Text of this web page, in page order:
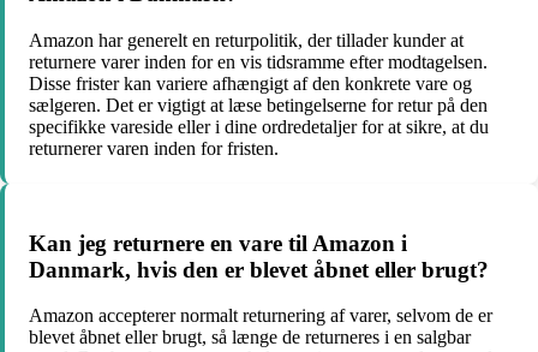
Amazon har generelt en returpolitik, der tillader kunder at
returnere varer inden for en vis tidsramme efter modtagelsen.
Disse frister kan variere afhængigt af den konkrete vare og
sælgeren. Det er vigtigt at læse betingelserne for retur på den
specifikke vareside eller i dine ordredetaljer for at sikre, at du
returnerer varen inden for fristen.
Kan jeg returnere en vare til Amazon i
Danmark, hvis den er blevet åbnet eller brugt?
Amazon accepterer normalt returnering af varer, selvom de er
blevet åbnet eller brugt, så længe de returneres i en salgbar